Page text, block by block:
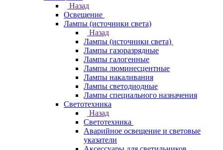
Назад
Освещение
Лампы (источники света)
Назад
Лампы (источники света)
Лампы газоразрядные
Лампы галогенные
Лампы люминесцентные
Лампы накаливания
Лампы светодиодные
Лампы специального назначения
Светотехника
Назад
Светотехника
Аварийное освещение и световые
указатели